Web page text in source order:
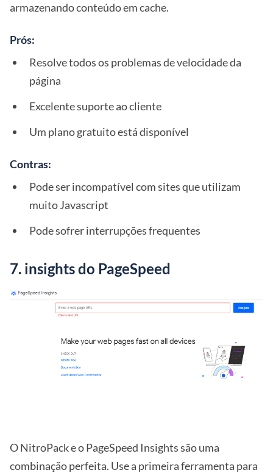
armazenando conteúdo em cache.
Prós:
Resolve todos os problemas de velocidade da
página
Excelente suporte ao cliente
Um plano gratuito está disponível
Contras:
Pode ser incompatível com sites que utilizam
muito Javascript
Pode sofrer interrupções frequentes
7. insights do PageSpeed
O NitroPack e o PageSpeed Insights são uma
combinação perfeita. Use a primeira ferramenta para